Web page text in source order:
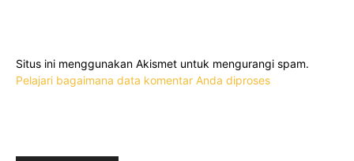
Situs ini menggunakan Akismet untuk mengurangi spam.
Pelajari bagaimana data komentar Anda diproses